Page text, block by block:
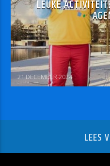
LEUKE
21 DECEMBER 2024
LEES